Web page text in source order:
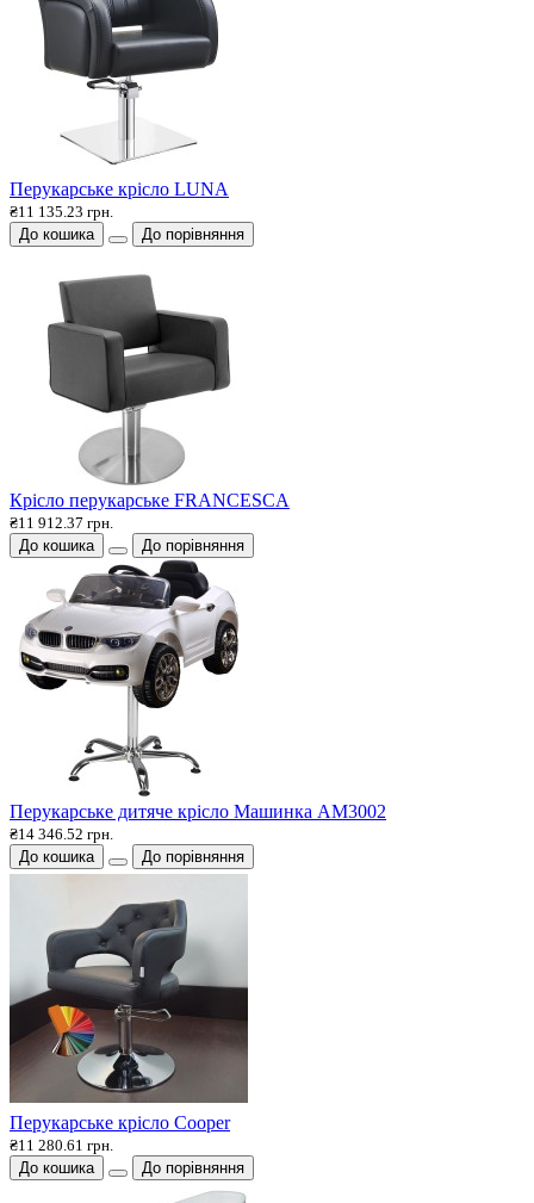
Перукарське крісло LUNA
₴11 135.23 грн.
До кошика
До порівняння
Крісло перукарське FRANCESCA
₴11 912.37 грн.
До кошика
До порівняння
Перукарське дитяче крісло Машинка АМ3002
₴14 346.52 грн.
До кошика
До порівняння
Перукарське крісло Cooper
₴11 280.61 грн.
До кошика
До порівняння